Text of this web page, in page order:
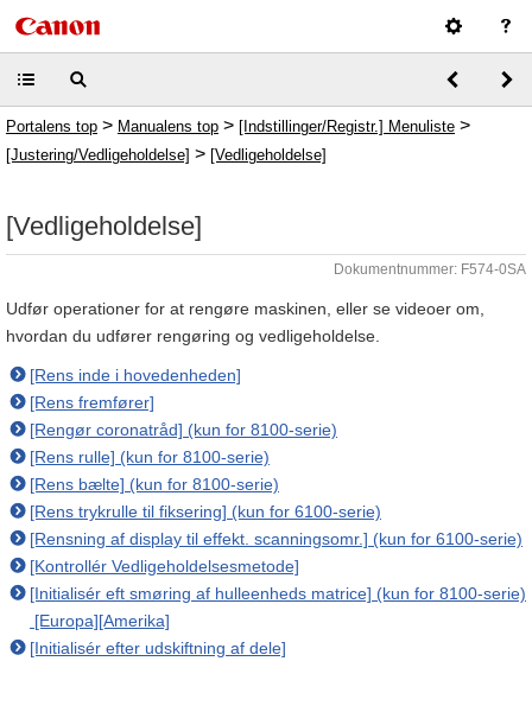
Portalens top > Manualens top > [Indstillinger/Registr.] Menuliste >
[Justering/Vedligeholdelse] > [Vedligeholdelse]
[Vedligeholdelse]
Dokumentnummer: F574-0SA
Udfør operationer for at rengøre maskinen, eller se videoer om,
hvordan du udfører rengøring og vedligeholdelse.
[Rens inde i hovedenheden]
[Rens fremfører]
[Rengør coronatråd] (kun for 8100-serie)
[Rens rulle] (kun for 8100-serie)
[Rens bælte] (kun for 8100-serie)
[Rens trykrulle til fiksering] (kun for 6100-serie)
[Rensning af display til effekt. scanningsomr.] (kun for 6100-serie)
[Kontrollér Vedligeholdelsesmetode]
[Initialisér eft smøring af hulleenheds matrice] (kun for 8100-serie)
[Europa][Amerika]
[Initialisér efter udskiftning af dele]